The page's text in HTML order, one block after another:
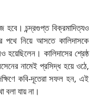
চন্দ্রগুপ্ত বিক্রমাদিত্যও
পথে নিয়ে আসতে কালিদাসকে
কালিদাসের শ্রেষ্ঠ
নামেই প্রসিদ্ধ হয়ে ওঠে,
কবি-দূতেরা সফল হন, এই
যায় না।